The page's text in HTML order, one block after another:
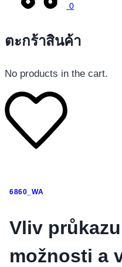
โทรศัพท์มือถือ
โทรศัพท์มือถือ
อุปกรณ์เสริมโทรศัพท์
สินค้าตามแบรนด์
0
ตะกร้าสินค้า
No products in the cart.
6860_WA
Vliv
možnosti a